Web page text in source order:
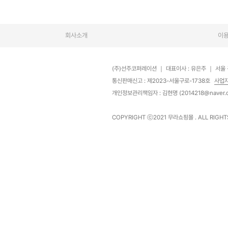
회사소개 이
(주)선주코퍼레이션 대표이사 : 유은주
서울
통신판매신고 : 제2023-서울구로-1738호 사업
개인정보관리책임자 : 김현명
COPYRIGHT ⓒ2021 무라쇼핑몰 . ALL